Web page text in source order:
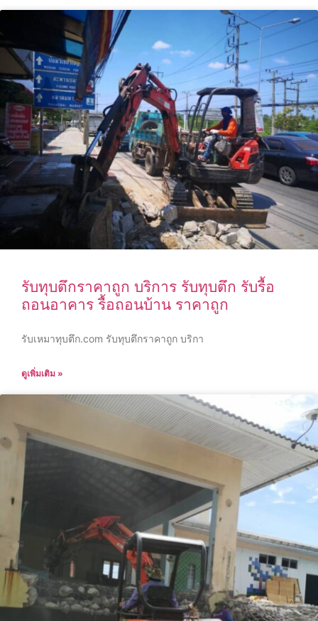
รับทุบตึกราคาถูก บริการ รับทุบตึก รับรื้อ
ถอนอาคาร รื้อถอนบ้าน ราคาถูก
รับเหมาทุบตึก.com รับทุบตึกราคาถูก บริกา
ดูเพิ่มเติม »